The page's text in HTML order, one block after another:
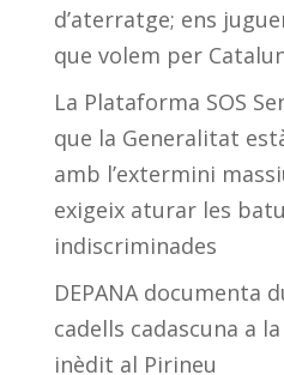
d’aterratge; ens
que volem per
La Plataforma SOS
que la Generalitat
amb l’extermini
exigeix aturar les
indiscriminades
DEPANA documenta
cadells cadascuna a
inèdit al Pirineu